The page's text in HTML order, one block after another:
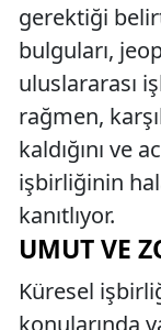
gerektiği
bulguları,
uluslararası
rağmen,
kaldığını ve
işbirliğinin
kanıtlıyor.
UMUT VE
Küresel
konularında